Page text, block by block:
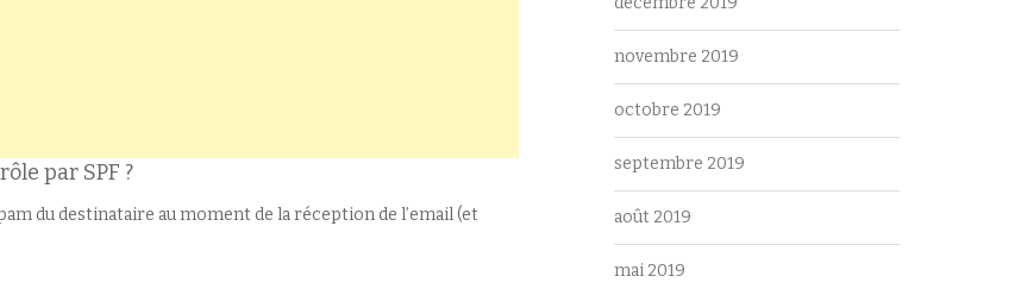
par SPF ?
du destinataire au moment de la réception de l’email (et
novembre 2019
octobre 2019
septembre 2019
août 2019
mai 2019